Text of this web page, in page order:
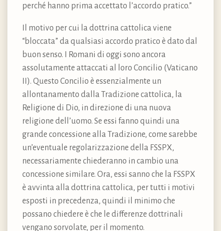
perché hanno prima accettato l’accordo pratico.”
Il motivo per cui la dottrina cattolica viene
“bloccata” da qualsiasi accordo pratico è dato dal
buon senso. I Romani di oggi sono ancora
assolutamente attaccati al loro Concilio (Vaticano
II). Questo Concilio è essenzialmente un
allontanamento dalla Tradizione cattolica, la
Religione di Dio, in direzione di una nuova
religione dell’uomo. Se essi fanno quindi una
grande concessione alla Tradizione, come sarebbe
un’eventuale regolarizzazione della FSSPX,
necessariamente chiederanno in cambio una
concessione similare. Ora, essi sanno che la FSSPX
è avvinta alla dottrina cattolica, per tutti i motivi
esposti in precedenza, quindi il minimo che
possano chiedere è che le differenze dottrinali
vengano sorvolate, per il momento.